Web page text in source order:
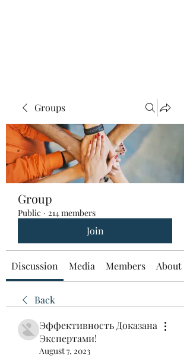
Groups
Group
Public · 214 members
Join
Discussion Media Members About
Back
Эффективность Доказана
Экспертами!
August 7, 2023